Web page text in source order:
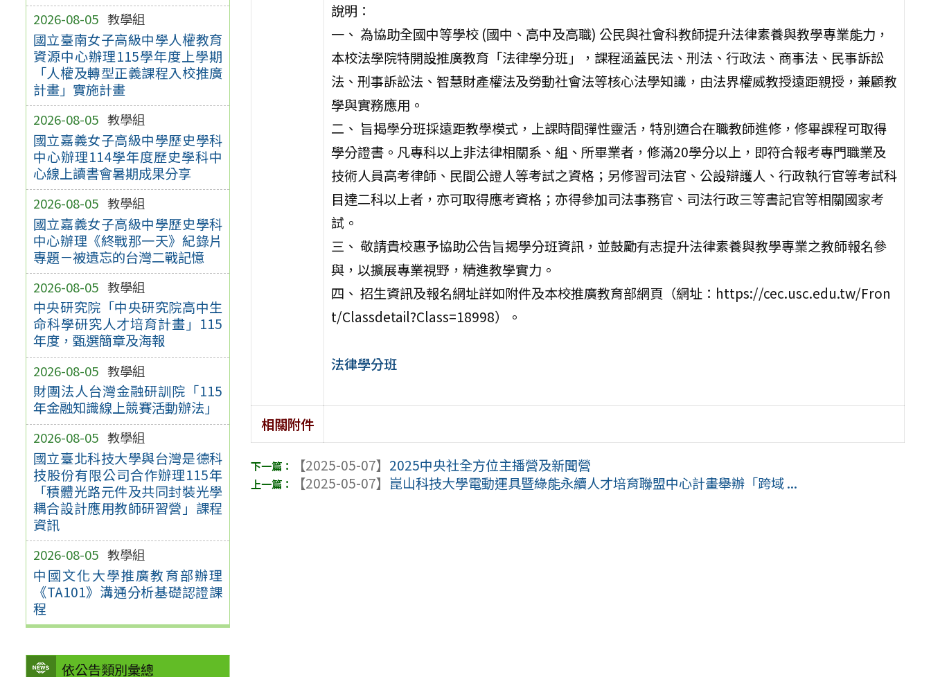
2026-08-05 教學組
國立臺南女子高級中學人權教育
資源中心辦理115學年度上學期
「人權及轉型正義課程入校推廣
計畫」實施計畫
2026-08-05 教學組
國立嘉義女子高級中學歷史學科
中心辦理114學年度歷史學科中
心線上讀書會暑期成果分享
2026-08-05 教學組
國立嘉義女子高級中學歷史學科
中心辦理《終戰那一天》紀錄片
專題－被遺忘的台灣二戰記憶
2026-08-05 教學組
中央研究院「中央研究院高中生
命科學研究人才培育計畫」115
年度，甄選簡章及海報
2026-08-05 教學組
財團法人台灣金融研訓院「115
年金融知識線上競賽活動辦法」
2026-08-05 教學組
國立臺北科技大學與台灣是德科
技股份有限公司合作辦理115年
「積體光路元件及共同封裝光學
耦合設計應用教師研習營」課程
資訊
2026-08-05 教學組
中國文化大學推廣教育部辦理
《TA101》溝通分析基礎認證課
程
依公告類別彙總
說明：
一、 為協助全國中等學校 (國中、高中及高職) 公民與社會科教師提升法律素養與教學專業能力，
本校法學院特開設推廣教育「法律學分班」，課程涵蓋民法、刑法、行政法、商事法、民事訴訟
法、刑事訴訟法、智慧財產權法及勞動社會法等核心法學知識，由法界權威教授遠距親授，兼顧教
學與實務應用。
二、 旨揭學分班採遠距教學模式，上課時間彈性靈活，特別適合在職教師進修，修畢課程可取得
學分證書。凡專科以上非法律相關系、組、所畢業者，修滿20學分以上，即符合報考專門職業及
技術人員高考律師、民間公證人等考試之資格；另修習司法官、公設辯護人、行政執行官等考試科
目達二科以上者，亦可取得應考資格；亦得參加司法事務官、司法行政三等書記官等相關國家考
試。
三、 敬請貴校惠予協助公告旨揭學分班資訊，並鼓勵有志提升法律素養與教學專業之教師報名參
與，以擴展專業視野，精進教學實力。
四、 招生資訊及報名網址詳如附件及本校推廣教育部網頁（網址：https://cec.usc.edu.tw/Fron
t/Classdetail?Class=18998）。
法律學分班
相關附件
【2025-05-07】 2025中央社全方位主播營及新聞營
【2025-05-07】 崑山科技大學電動運具暨綠能永續人才培育聯盟中心計畫舉辦「跨域 ...